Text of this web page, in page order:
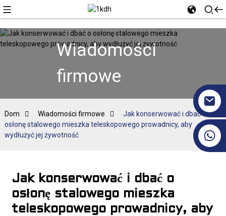
Wiadomości
firmowe
Dom Wiadomości firmowe
Jak konserwować i dbać o
osłonę stalowego mieszka teleskopowego prowadnicy, aby
wydłużyć jej żywotność
Jak konserwować i dbać o
osłonę stalowego mieszka
teleskopowego prowadnicy, aby